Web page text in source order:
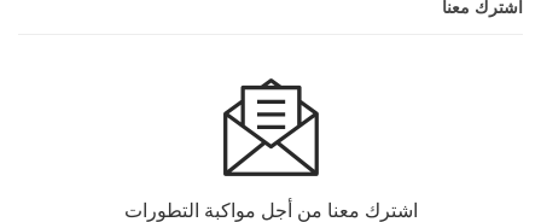
اشترك معنا
اشترك معنا من أجل مواكبة التطورات